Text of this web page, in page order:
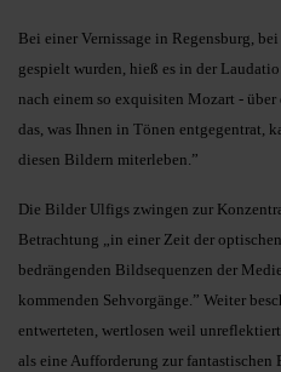
Bei einer Vernissage in Regensburg,
gespielt wurden, hieß es in der
nach einem so exquisiten Mozart -
das, was Ihnen in Tönen entgegentrat,
diesen Bildern miterleben.”
Die Bilder Ulfigs zwingen zur
Betrachtung „in einer Zeit der
bedrängenden Bildsequenzen der
kommenden Sehvorgänge.” Weiter
entwerteten, wertlosen weil
als eine Aufforderung zur fantastischen